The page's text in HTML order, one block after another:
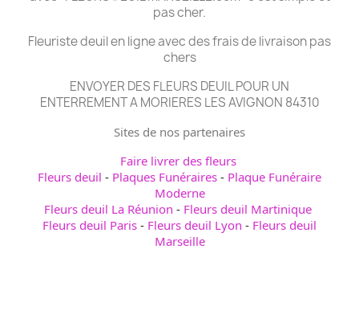
pas cher.
Fleuriste deuil en ligne avec des frais de livraison pas
chers
ENVOYER DES FLEURS DEUIL POUR UN
ENTERREMENT A MORIERES LES AVIGNON 84310
Sites de nos partenaires
Faire livrer des fleurs
Fleurs deuil - Plaques Funéraires - Plaque Funéraire
Moderne
Fleurs deuil La Réunion - Fleurs deuil Martinique
Fleurs deuil Paris - Fleurs deuil Lyon - Fleurs deuil
Marseille